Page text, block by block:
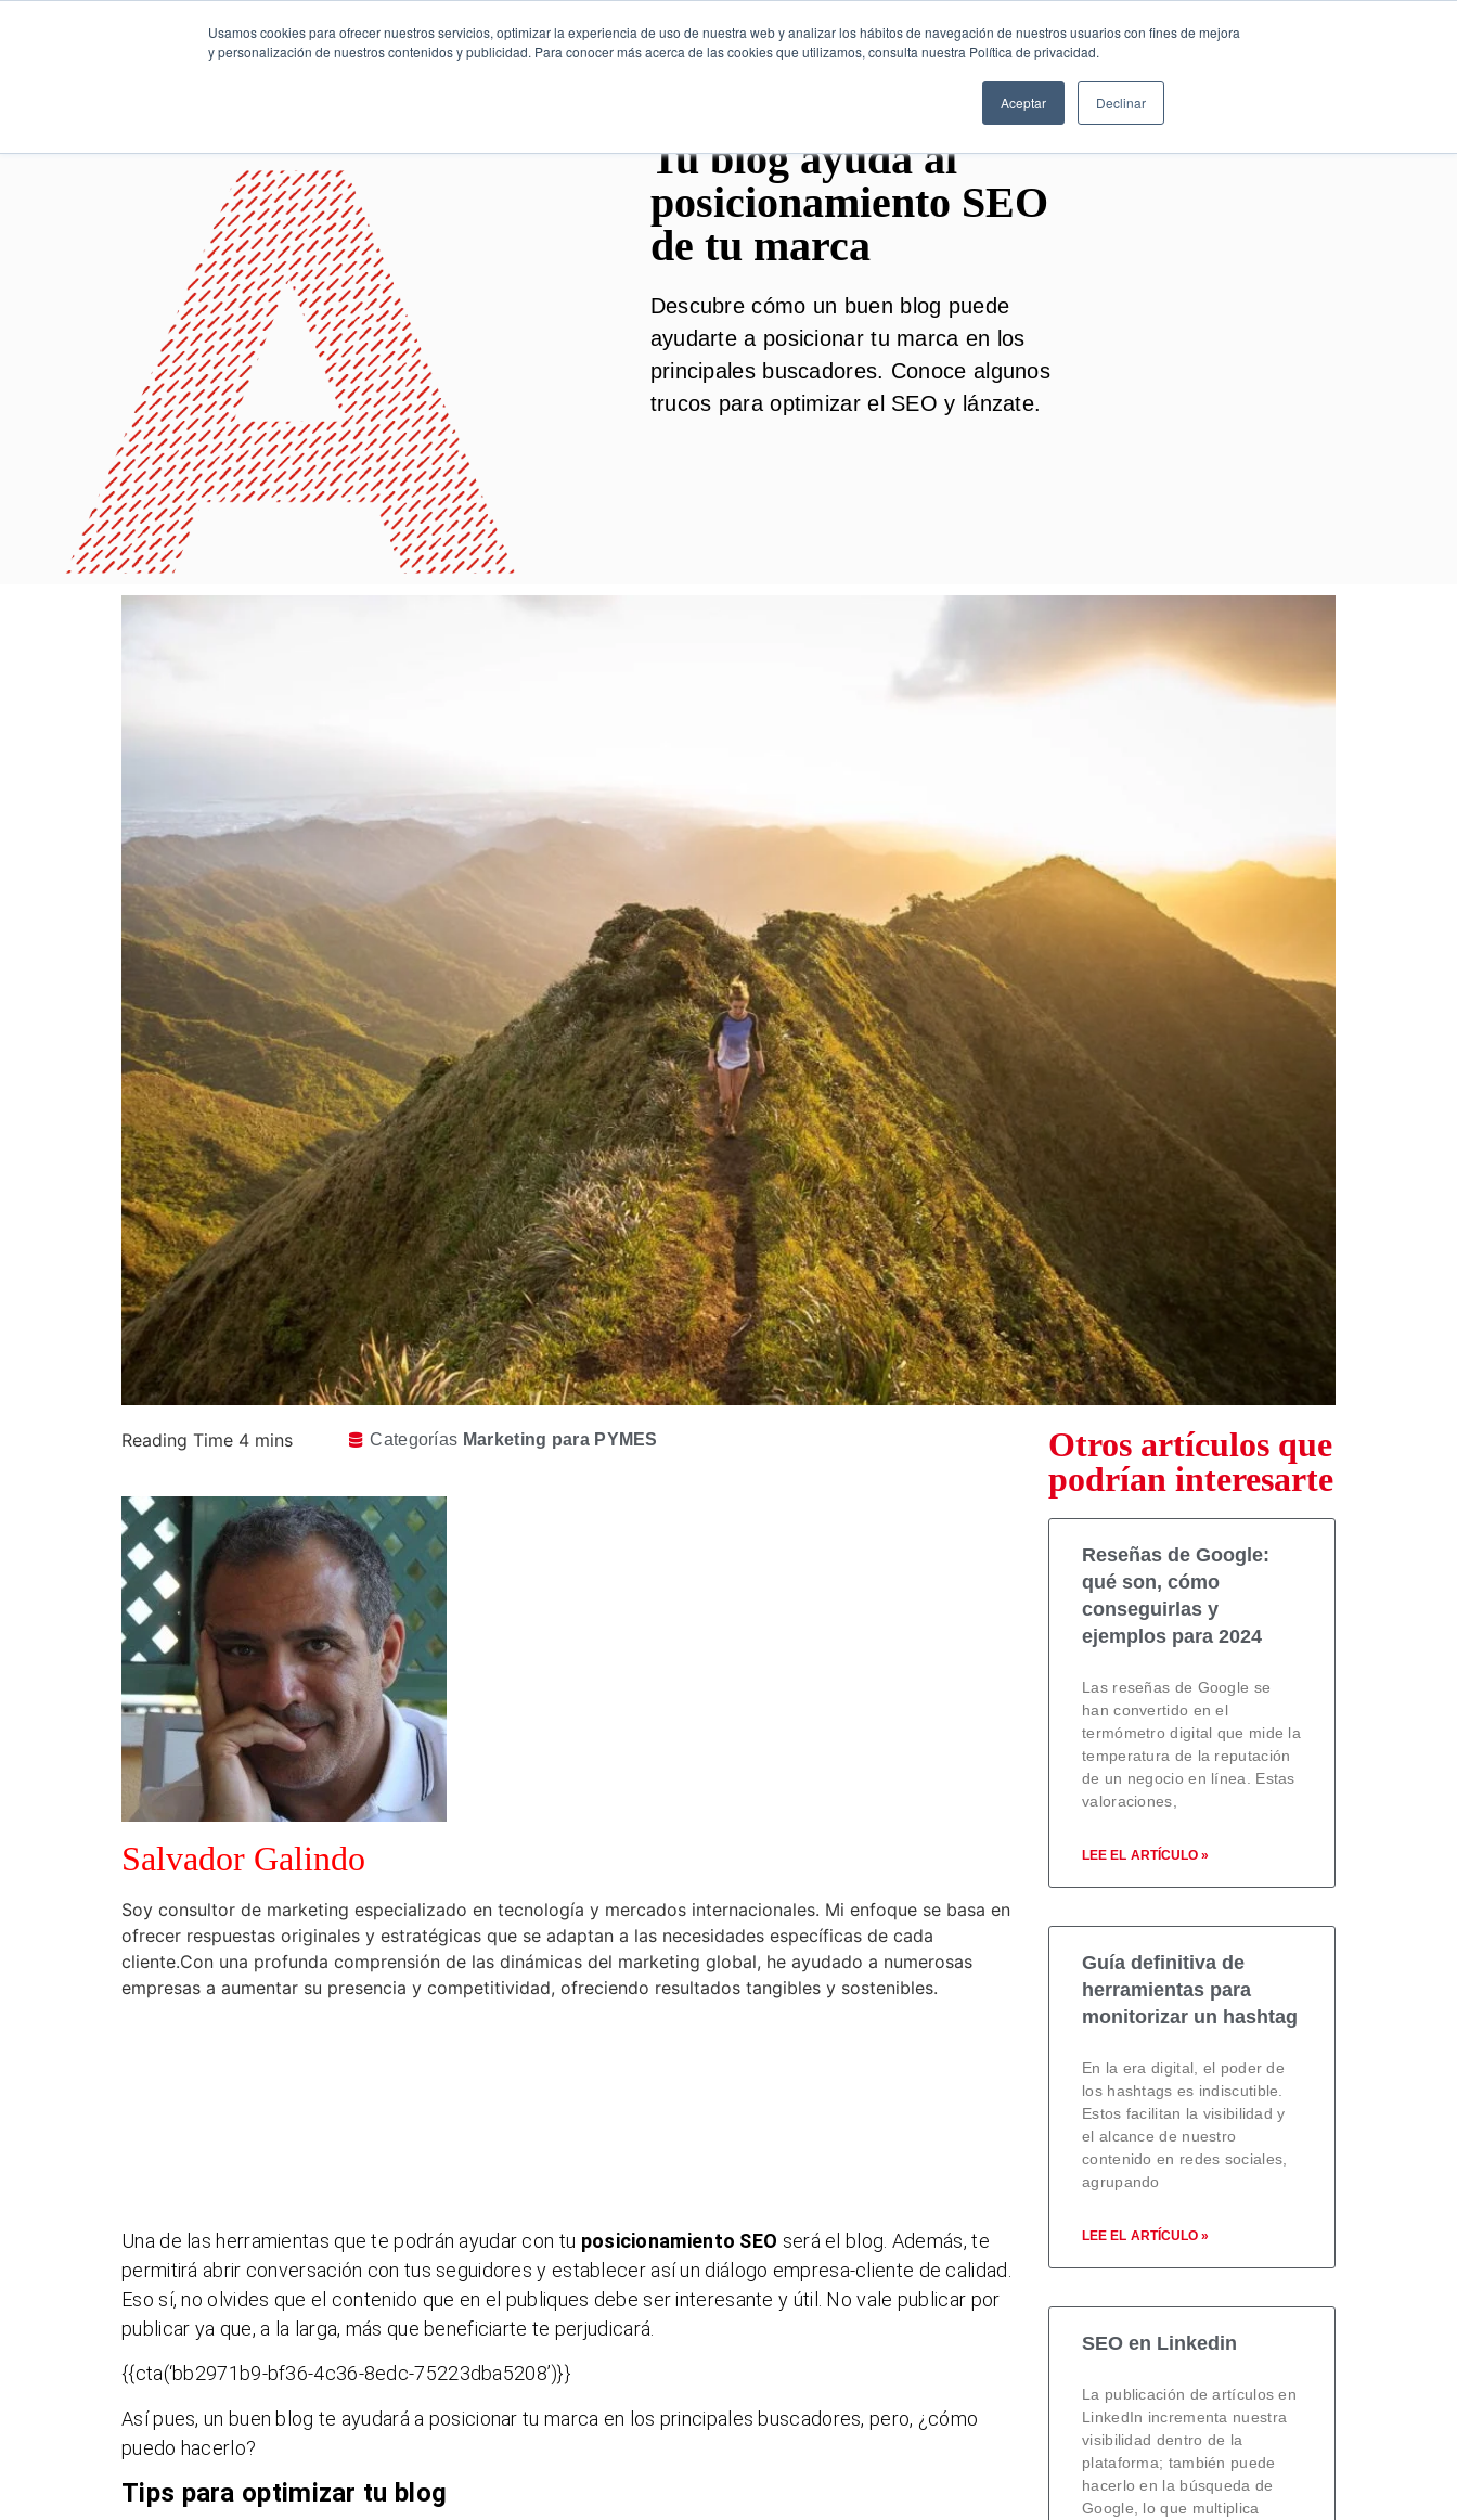
Usamos cookies para ofrecer nuestros servicios, optimizar la experiencia de uso de nuestra web y analizar los hábitos de navegación de nuestros usuarios con fines de mejora
y personalización de nuestros contenidos y publicidad. Para conocer más acerca de las cookies que utilizamos, consulta nuestra Política de privacidad.
Aceptar Declinar
Tu blog ayuda al
posicionamiento SEO
de tu marca
Descubre cómo un buen blog puede
ayudarte a posicionar tu marca en los
principales buscadores. Conoce algunos
trucos para optimizar el SEO y lánzate.
Categorías Marketing para PYMES
Salvador Galindo
Soy consultor de marketing especializado en tecnología y mercados internacionales. Mi enfoque se basa en
ofrecer respuestas originales y estratégicas que se adaptan a las necesidades específicas de cada
cliente.Con una profunda comprensión de las dinámicas del marketing global, he ayudado a numerosas
empresas a aumentar su presencia y competitividad, ofreciendo resultados tangibles y sostenibles.
Una de las herramientas que te podrán ayudar con tu posicionamiento SEO será el blog. Además, te
permitirá abrir conversación con tus seguidores y establecer así un diálogo empresa-cliente de calidad.
Eso sí, no olvides que el contenido que en el publiques debe ser interesante y útil. No vale publicar por
publicar ya que, a la larga, más que beneficiarte te perjudicará.
{{cta(‘bb2971b9-bf36-4c36-8edc-75223dba5208’)}}
Así pues, un buen blog te ayudará a posicionar tu marca en los principales buscadores, pero, ¿cómo
puedo hacerlo?
Tips para optimizar tu blog
Otros artículos que
podrían interesarte
Reseñas de Google:
qué son, cómo
conseguirlas y
ejemplos para 2024
Las reseñas de Google se
han convertido en el
termómetro digital que mide la
temperatura de la reputación
de un negocio en línea. Estas
valoraciones,
LEE EL ARTÍCULO »
Guía definitiva de
herramientas para
monitorizar un hashtag
En la era digital, el poder de
los hashtags es indiscutible.
Estos facilitan la visibilidad y
el alcance de nuestro
contenido en redes sociales,
agrupando
LEE EL ARTÍCULO »
SEO en Linkedin
La publicación de artículos en
LinkedIn incrementa nuestra
visibilidad dentro de la
plataforma; también puede
hacerlo en la búsqueda de
Google, lo que multiplica